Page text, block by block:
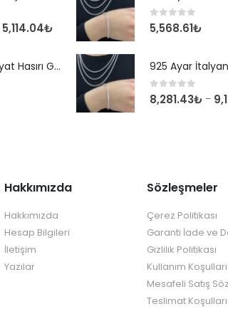
5,114.04₺
925 Ayar Midyat Hasırı Gümüş Erkek Bilekliği
0 out of 5
5,568.61₺
0 out of 5
8,281.43₺ –
Hakkımızda
Hakkımızda
Hesap Bilgileri
İletişim
Yazılar
Sözleşmeler
Çerez Politikası
Garanti İade ve
Gizlilik Politikası
Kullanım Koşulları
Mesafeli Satış
Teslimat Koşulları